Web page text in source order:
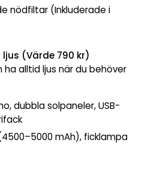
nödfiltar (Inkluderade i
(Värde 790 kr)
alltid ljus när du behöver
dubbla solpaneler, USB-
mAh), ficklampa